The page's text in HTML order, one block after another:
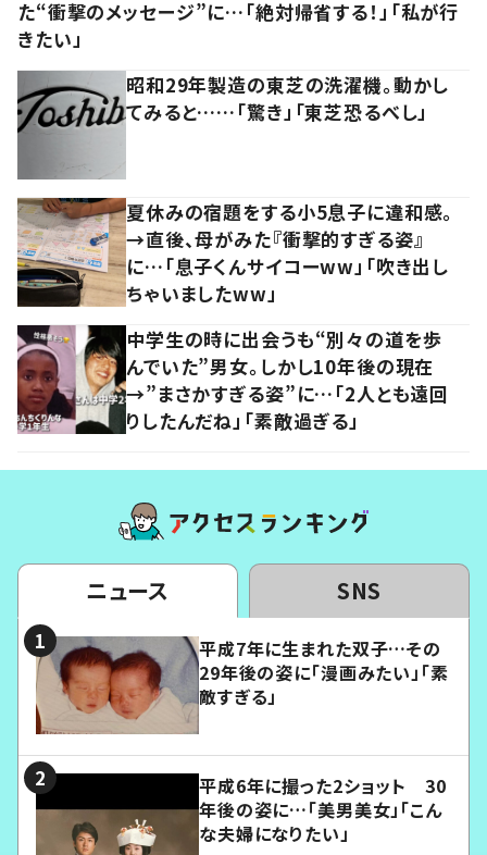
た“衝撃のメッセージ”に…「絶対帰省する！」「私が行
きたい」
昭和29年製造の東芝の洗濯機。動かし
てみると……「驚き」「東芝恐るべし」
夏休みの宿題をする小5息子に違和感。
→直後、母がみた『衝撃的すぎる姿』
に…「息子くんサイコーww」「吹き出し
ちゃいましたww」
中学生の時に出会うも“別々の道を歩
んでいた”男女。しかし10年後の現在
→”まさかすぎる姿”に…「2人とも遠回
りしたんだね」「素敵過ぎる」
ニュース SNS
平成7年に生まれた双子…その
29年後の姿に「漫画みたい」「素
敵すぎる」
平成6年に撮った2ショット 30
年後の姿に…「美男美女」「こん
な夫婦になりたい」